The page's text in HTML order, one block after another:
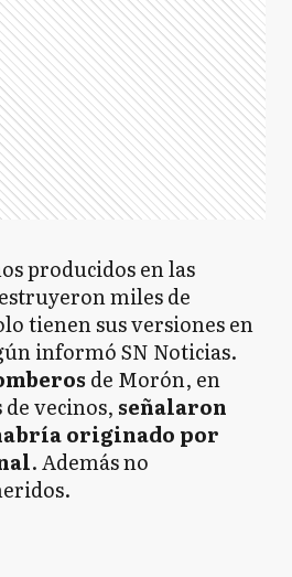
producidos en las
miles de
tienen sus versiones en
informó SN Noticias.
de Morón, en
vecinos, señalaron
originado por
. Además no